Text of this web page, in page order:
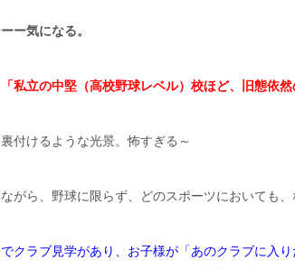
気になる。
「私立の中堅（高校野球レベル）校ほど、旧態依
付けるような光景。怖すぎる～
がら、野球に限らず、どのスポーツにおいても
クラブ見学があり、お子様が「あのクラブに入り